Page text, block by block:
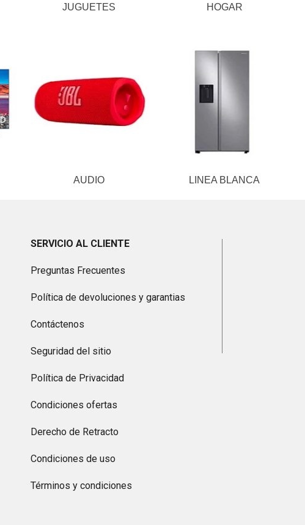
JUGUETES HOGAR
AUDIO LINEA BLANCA
SERVICIO AL CLIENTE
Preguntas Frecuentes
Política de devoluciones y garantias
Contáctenos
Seguridad del sitio
Política de Privacidad
Condiciones ofertas
Derecho de Retracto
Condiciones de uso
Términos y condiciones